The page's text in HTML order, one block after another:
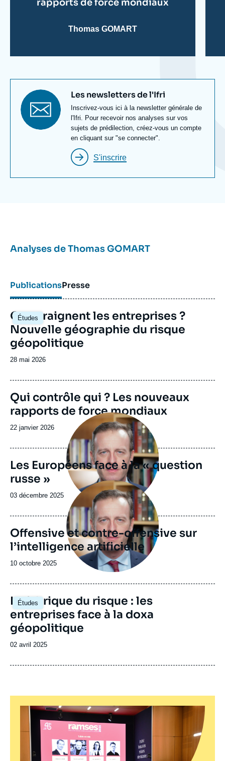
chevalier de l'Ordre du Mérite de la République de
rapports de force mondiaux
Thomas GOMART
Titre
newsletter
Les newsletters de l'Ifri
Texte
Newsletter
Inscrivez-vous ici à la newsletter générale de
l'Ifri. Pour recevoir nos analyses sur vos
sujets de prédilection, créez-vous un compte
en cliquant sur "se connecter".
S'inscrire
Analyses deThomas GOMART
PublicationsPresse
Études
Image
principale
Que craignent les entreprises ?
Nouvelle géographie du risque
géopolitique
Date
publication
28 mai 2026
Image
de
couverture
la
Qui contrôle qui ? Les nouveaux
rapports de force mondiaux
Date
publication
22 janvier 2026
Image
principale
Les Européens face à la « question
russe »
Date
publication
03 décembre 2025
Image
principale
Offensive et contre-offensive sur
l’intelligence artificielle
Date
publication
10 octobre 2025
Études
Image
principale
La fabrique du risque : les
entreprises face à la doxa
géopolitique
Date
publication
02 avril 2025